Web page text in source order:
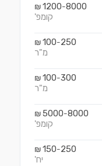
1200-8000
₪
קומפ'
100-250
₪
מ"ר
100-300
₪
מ"ר
5000-8000
₪
קומפ'
150-250
₪
יח'